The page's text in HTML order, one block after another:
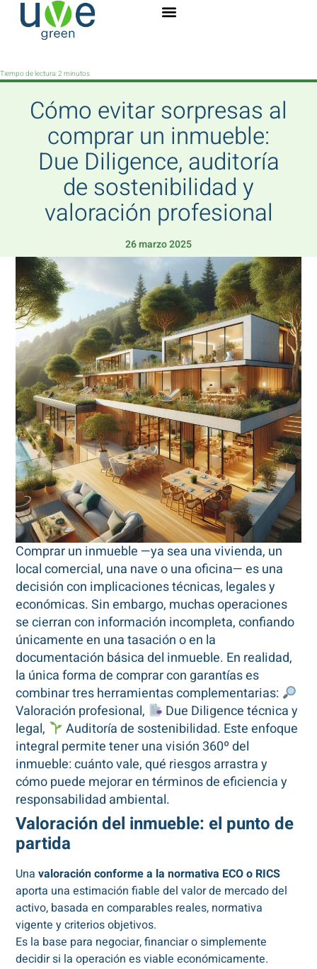
Tiempo de lectura:2 minutos
Cómo evitar sorpresas al
comprar un inmueble:
Due Diligence, auditoría
de sostenibilidad y
valoración profesional
26 marzo 2025
Comprar un inmueble —ya sea una vivienda, un
local comercial, una nave o una oficina— es una
decisión con implicaciones técnicas, legales y
económicas. Sin embargo, muchas operaciones
se cierran con información incompleta, confiando
únicamente en una tasación o en la
documentación básica del inmueble. En realidad,
la única forma de comprar con garantías es
combinar tres herramientas complementarias:
Valoración profesional,
Due Diligence técnica y
legal,
Auditoría de sostenibilidad. Este enfoque
integral permite tener una visión 360º del
inmueble: cuánto vale, qué riesgos arrastra y
cómo puede mejorar en términos de eficiencia y
responsabilidad ambiental.
Valoración del inmueble: el punto de
partida
Unavaloración conforme a la normativa ECO o RICS
aporta una estimación fiable del valor de mercado del
activo, basada en comparables reales, normativa
vigente y criterios objetivos.
Es la base para negociar, financiar o simplemente
decidir si la operación es viable económicamente.